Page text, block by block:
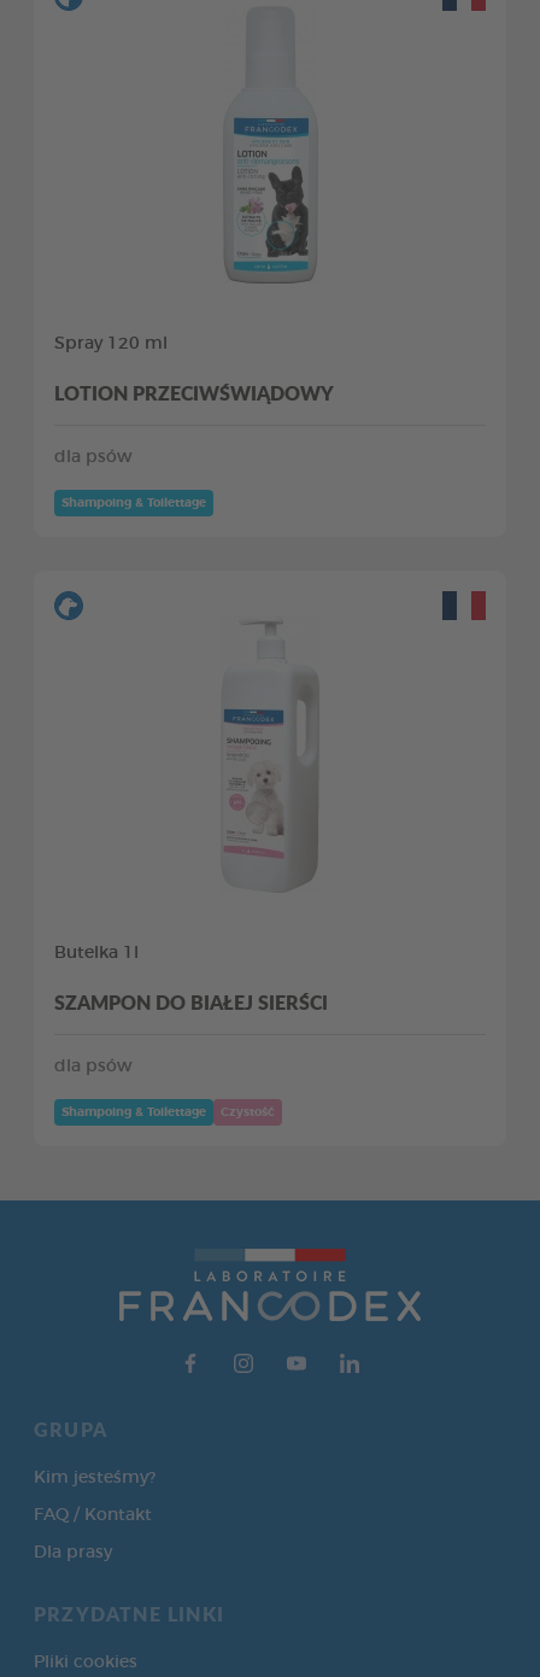
Spray 120 ml
LOTION PRZECIWŚWIĄDOWY
dla psów
Shampoing & Toilettage
Butelka 1l
SZAMPON DO BIAŁEJ SIERŚCI
dla psów
Shampoing & Toilettage Czystość
GRUPA
Kim jesteśmy?
FAQ / Kontakt
Dla prasy
PRZYDATNE LINKI
Pliki cookies